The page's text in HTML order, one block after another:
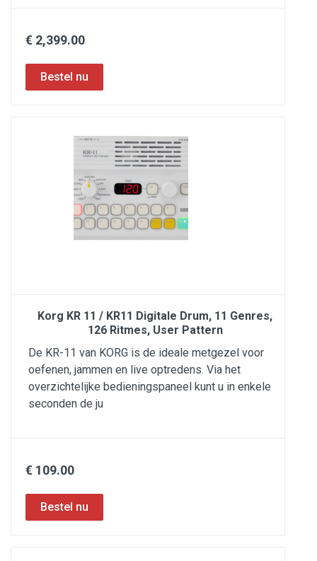
€ 2,399.00
Korg KR 11 / KR11 Digitale Drum, 11 Genres,
126 Ritmes, User Pattern
De KR-11 van KORG is de ideale metgezel voor
oefenen, jammen en live optredens. Via het
overzichtelijke bedieningspaneel kunt u in enkele
seconden de ju
€ 109.00